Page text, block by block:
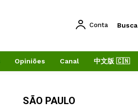
Conta Busca
Opiniões Canal 中文版 🇨🇳
SÃO PAULO